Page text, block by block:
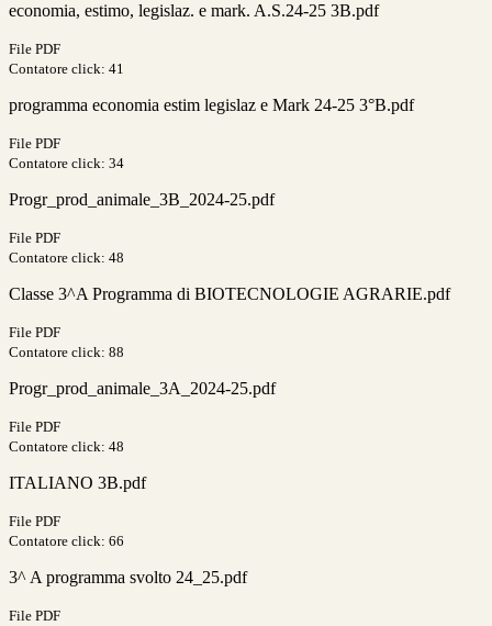
economia, estimo, legislaz. e mark. A.S.24-25 3B.pdf
File PDF
Contatore click: 41
programma economia estim legislaz e Mark 24-25 3°B.pdf
File PDF
Contatore click: 34
Progr_prod_animale_3B_2024-25.pdf
File PDF
Contatore click: 48
Classe 3^A Programma di BIOTECNOLOGIE AGRARIE.pdf
File PDF
Contatore click: 88
Progr_prod_animale_3A_2024-25.pdf
File PDF
Contatore click: 48
ITALIANO 3B.pdf
File PDF
Contatore click: 66
3^ A programma svolto 24_25.pdf
File PDF